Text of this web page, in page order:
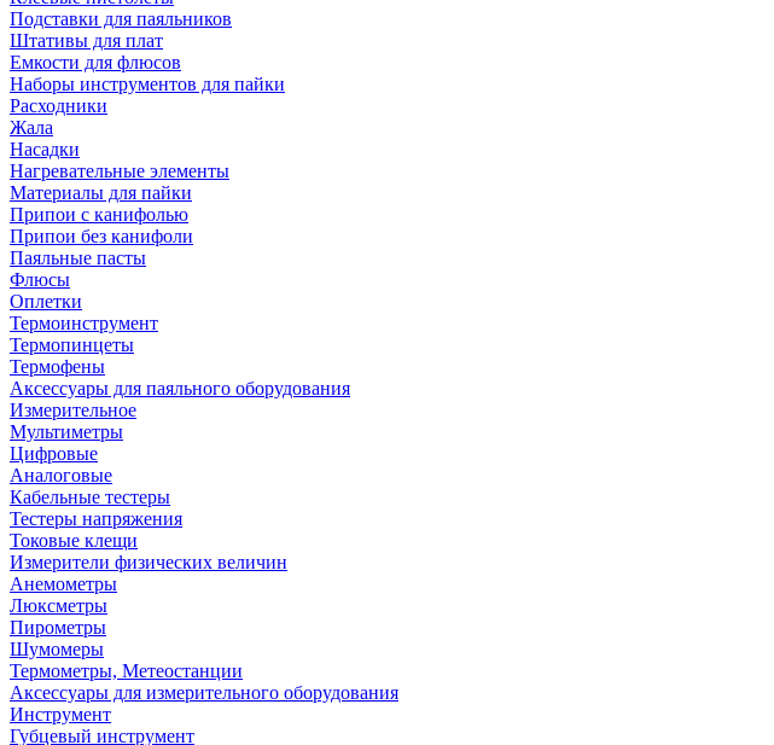
Подставки для паяльников
Штативы для плат
Емкости для флюсов
Наборы инструментов для пайки
Расходники
Жала
Насадки
Нагревательные элементы
Материалы для пайки
Припои с канифолью
Припои без канифоли
Паяльные пасты
Флюсы
Оплетки
Термоинструмент
Термопинцеты
Термофены
Аксессуары для паяльного оборудования
Измерительное
Мультиметры
Цифровые
Аналоговые
Кабельные тестеры
Тестеры напряжения
Токовые клещи
Измерители физических величин
Анемометры
Люксметры
Пирометры
Шумомеры
Термометры, Метеостанции
Аксессуары для измерительного оборудования
Инструмент
Губцевый инструмент